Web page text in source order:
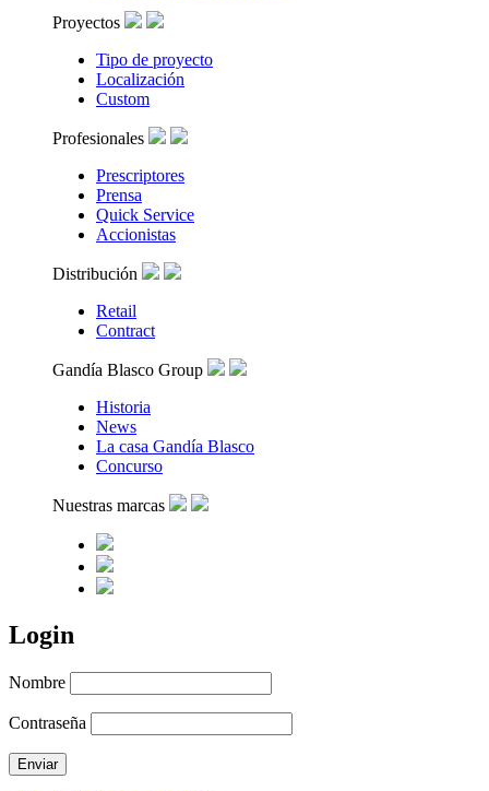
Proyectos
Tipo de proyecto
Localización
Custom
Profesionales
Prescriptores
Prensa
Quick Service
Accionistas
Distribución
Retail
Contract
Gandía Blasco Group
Historia
News
La casa Gandía Blasco
Concurso
Nuestras marcas
Login
Nombre
Contraseña